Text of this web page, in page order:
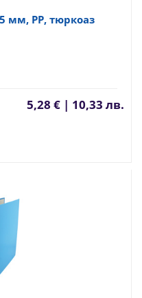
мм, PP, тюркоаз
5,28 € | 10,33 лв.